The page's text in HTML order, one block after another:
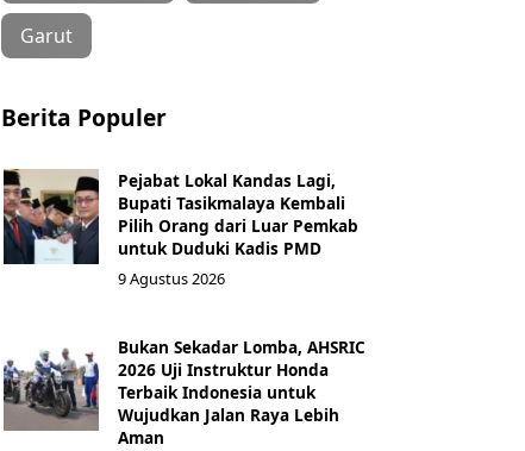
Garut
Berita Populer
Pejabat Lokal Kandas Lagi,
Bupati Tasikmalaya Kembali
Pilih Orang dari Luar Pemkab
untuk Duduki Kadis PMD
9 Agustus 2026
Bukan Sekadar Lomba, AHSRIC
2026 Uji Instruktur Honda
Terbaik Indonesia untuk
Wujudkan Jalan Raya Lebih
Aman